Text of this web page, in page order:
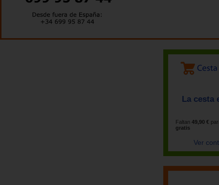
La cesta
Faltan 49,90 €
gratis
Ver